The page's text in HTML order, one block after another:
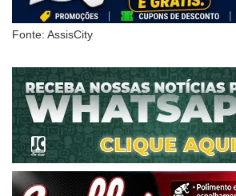
Fonte: AssisCity